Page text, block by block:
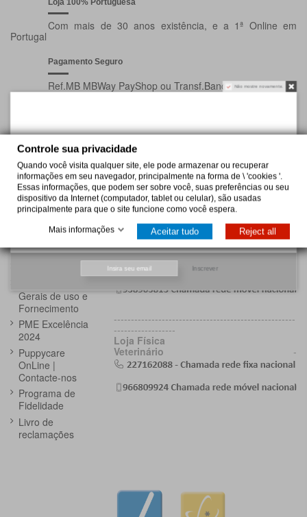
Com mais de 30 anos existência, e a 1ª Online em
Portugal
Pagamento Seguro
Ref.MB MBWay PayShop ou Transf.Bancária
Envio gratis para encomendas + 50€, 4.5€ encomendas
- 35€ e só 1.90€ para encomendas de 35€ a 50€
Informação
Entrega
Redução Preço
Promoções
Gerais de uso e
Fornecimento
PME Excelência
2024
Puppycare
OnLine |
Contacte-nos
Programa de
Fidelidade
Livro de
reclamações
Contacte-nos
Puppycare
4405-520 Vilar do Paraiso
Online@puppycare.pt
Loja Online-
-----------------------------------------------------
------------------
Loja Física
Veterinário -
Não mostre novamente.
Inscrever
Controle sua privacidade
Quando você visita qualquer site, ele pode armazenar ou recuperar
informações em seu navegador, principalmente na forma de \ 'cookies '.
Essas informações, que podem ser sobre você, suas preferências ou seu
dispositivo da Internet (computador, tablet ou celular), são usadas
principalmente para que o site funcione como você espera.
Mais informações Aceitar tudo Reject all